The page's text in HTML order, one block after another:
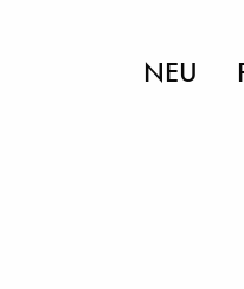
NEU